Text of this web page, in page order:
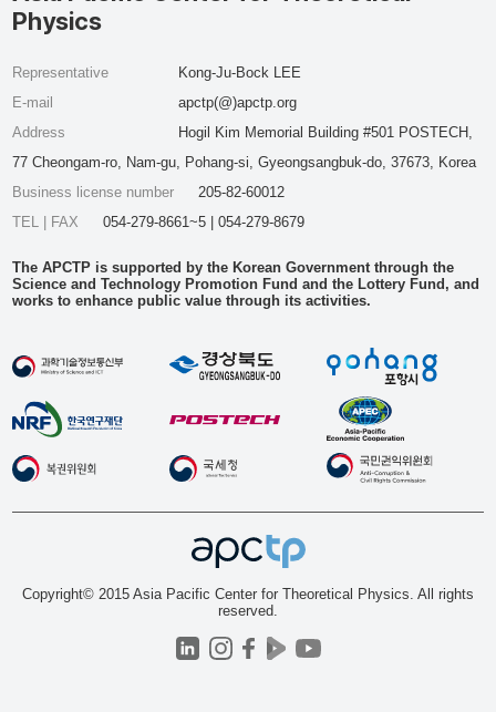
Physics
Representative
Kong-Ju-Bock LEE
E-mail
apctp(@)apctp.org
Address
Hogil Kim Memorial Building #501 POSTECH,
77 Cheongam-ro, Nam-gu, Pohang-si, Gyeongsangbuk-do, 37673, Korea
Business license number
205-82-60012
TEL | FAX
054-279-8661~5 | 054-279-8679
The APCTP is supported by the Korean Government through the
Science and Technology Promotion Fund and the Lottery Fund, and
works to enhance public value through its activities.
Copyright© 2015 Asia Pacific Center for Theoretical Physics. All rights
reserved.